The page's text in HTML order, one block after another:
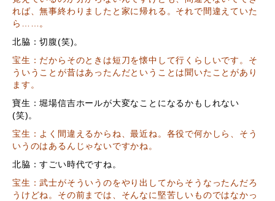
れば、無事終わりましたと家に帰れる。それで間違えていた
ら……。
北脇：切腹(笑)。
宝生：だからそのときは短刀を懐中して行くらしいです。そ
ういうことが昔はあったんだということは聞いたことがあり
ます。
寶生：堀場信吉ホールが大変なことになるかもしれない
(笑)。
宝生：よく間違えるからね、最近ね。各役で何かしら、そう
いうのはあるんじゃないですかね。
北脇：すごい時代ですね。
宝生：武士がそういうのをやり出してからそうなったんだろ
うけどね。その前までは、そんなに堅苦しいものではなかっ